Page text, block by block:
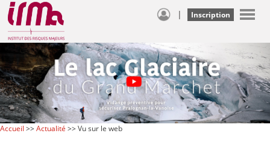
| Inscription
Accueil >>Actualité >> Vu sur le web